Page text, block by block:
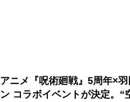
アニメ『呪術廻戦』5周年×
ン コラボイベントが決定。“